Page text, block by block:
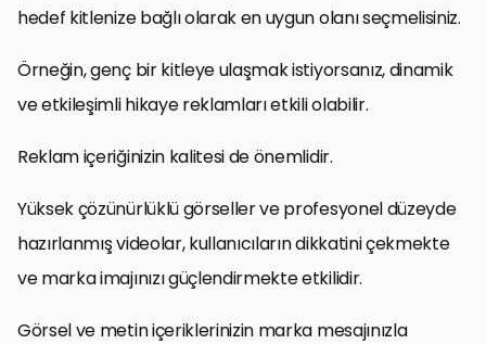
hedef kitlenize bağlı olarak en uygun olanı seçmelisiniz.
Örneğin, genç bir kitleye ulaşmak istiyorsanız, dinamik
ve etkileşimli hikaye reklamları etkili olabilir.
Reklam içeriğinizin kalitesi de önemlidir.
Yüksek çözünürlüklü görseller ve profesyonel düzeyde
hazırlanmış videolar, kullanıcıların dikkatini çekmekte
ve marka imajınızı güçlendirmekte etkilidir.
Görsel ve metin içeriklerinizin marka mesajınızla